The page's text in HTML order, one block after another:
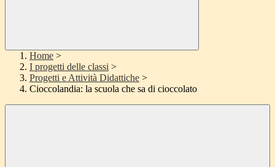
Home >
I progetti delle classi >
Progetti e Attività Didattiche >
Cioccolandia: la scuola che sa di cioccolato